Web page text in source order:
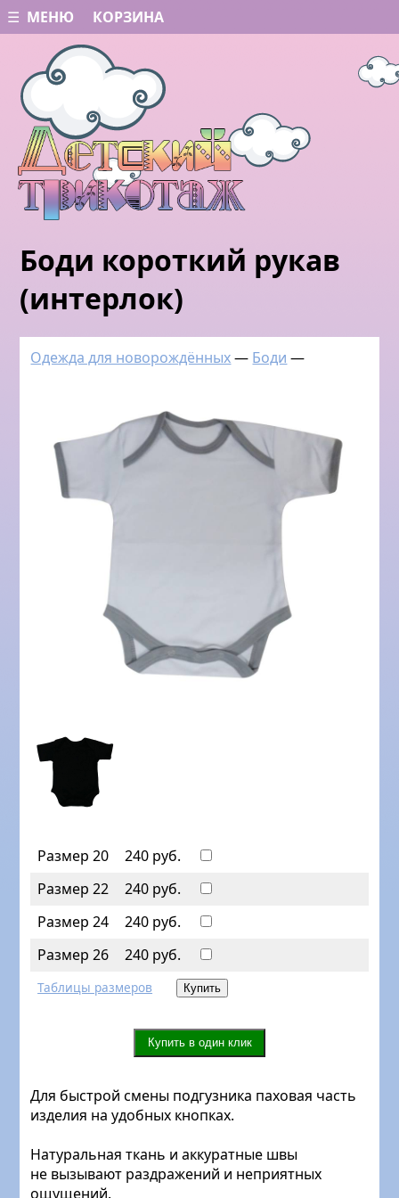
☰ МЕНЮ КОРЗИНА
Боди короткий рукав
(интерлок)
Одежда для новорождённых— Боди —
Размер 20
240 руб.
Размер 22
240 руб.
Размер 24
240 руб.
Размер 26
240 руб.
Таблицы размеров
Для быстрой смены подгузника паховая часть
изделия на удобных кнопках.
Натуральная ткань и аккуратные швы
не вызывают раздражений и неприятных
ощущений.